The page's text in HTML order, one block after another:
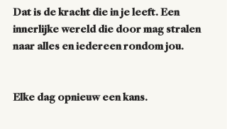
Dat is de kracht die in je leeft. Een
innerlijke wereld die door mag stralen
naar alles en iedereen rondom jou.
Elke dag opnieuw een kans.